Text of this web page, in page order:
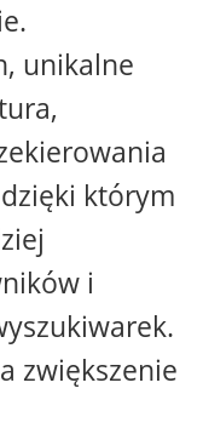
unikalne
którym
i
zwiększenie